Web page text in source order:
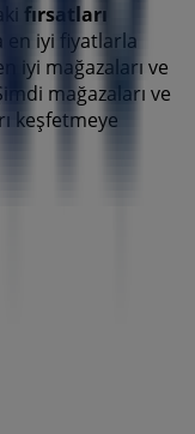
fırsatları
en iyi fiyatlarla
iyi mağazaları ve
mağazaları ve
keşfetmeye